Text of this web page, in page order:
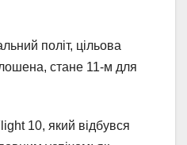
політ, цільова
стане 11-м для
10, який відбувся